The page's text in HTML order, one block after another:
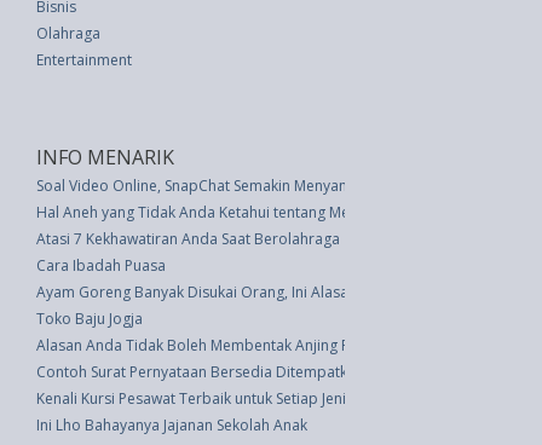
Bisnis
Olahraga
Entertainment
INFO MENARIK
Soal Video Online, SnapChat Semakin Menyamai Popularitas Facebook
Hal Aneh yang Tidak Anda Ketahui tentang Memiliki Mata Biru
Atasi 7 Kekhawatiran Anda Saat Berolahraga
Cara Ibadah Puasa
Ayam Goreng Banyak Disukai Orang, Ini Alasannya
Toko Baju Jogja
Alasan Anda Tidak Boleh Membentak Anjing Piaraan
Contoh Surat Pernyataan Bersedia Ditempatkan Dimana Saja
Kenali Kursi Pesawat Terbaik untuk Setiap Jenis Kebutuhan
Ini Lho Bahayanya Jajanan Sekolah Anak